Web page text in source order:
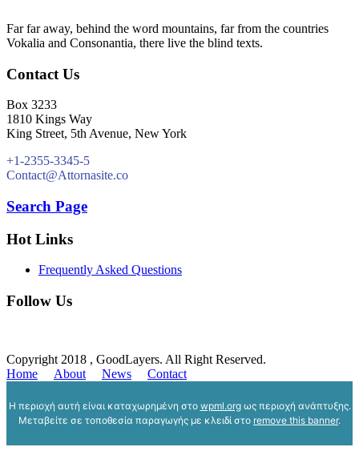
Far far away, behind the word mountains, far from the countries
Vokalia and Consonantia, there live the blind texts.
Contact Us
Box 3233
1810 Kings Way
King Street, 5th Avenue, New York
+1-2355-3345-5
Contact@Attornasite.co
Search Page
Hot Links
Frequently Asked Questions
Follow Us
Copyright 2018 , GoodLayers. All Right Reserved.
Home
About News Contact
Η περιοχή αυτή είναι καταχωρημένη στο wpml.orgως περιοχή ανάπτυξης.
Μεταβείτε σε τοποθεσία παραγωγής με κλειδί στο remove this banner.